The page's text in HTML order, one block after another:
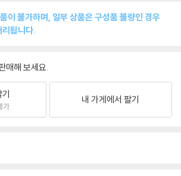
이 불가하며, 일부 상품은 구성품 불량인 경우
됩니다.
매해 보세요.
가
내 가게에서 팔기